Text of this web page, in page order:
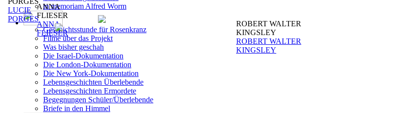
in memoriam Alfred Worm
Geschichtsstunde für Rosenkranz
Filme über das Projekt
Was bisher geschah
Die Israel-Dokumentation
Die London-Dokumentation
Die New York-Dokumentation
Lebensgeschichten Überlebende
Lebensgeschichten Ermordete
Begegnungen Schüler/Überlebende
Briefe in den Himmel
ANNA
FLIESER
ANNA
FLIESER
LUCIE
PORGES
ROBERT WALTER
KINGSLEY
ROBERT WALTER
KINGSLEY